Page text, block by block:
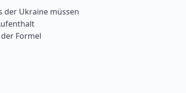
der Ukraine müssen
Formel